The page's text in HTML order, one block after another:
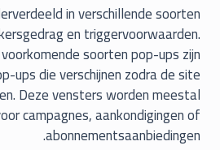
in verschillende soorten
en triggervoorwaarden.
soorten pop-ups zijn
ups die verschijnen zodra de site
Deze vensters worden meestal
campagnes, aankondigingen of
abonnementsaanbiedingen.